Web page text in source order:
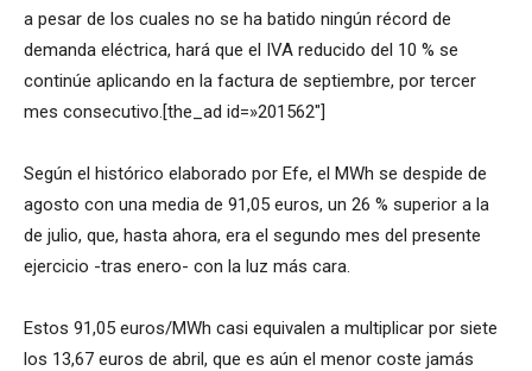
a pesar de los cuales no se ha batido ningún récord de
demanda eléctrica, hará que el IVA reducido del 10 % se
continúe aplicando en la factura de septiembre, por tercer
mes consecutivo.[the_ad id=»201562″]
Según el histórico elaborado por Efe, el MWh se despide de
agosto con una media de 91,05 euros, un 26 % superior a la
de julio, que, hasta ahora, era el segundo mes del presente
ejercicio -tras enero- con la luz más cara.
Estos 91,05 euros/MWh casi equivalen a multiplicar por siete
los 13,67 euros de abril, que es aún el menor coste jamás